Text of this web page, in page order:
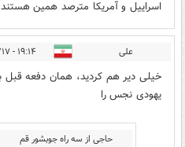
اسراییل و آمریکا مترصد همین هستند
علی ۱۹:۱۴ - ۱۴۰۵/۰۳/۱۷
خیلی دیر هم کردید، همان دفعه قبل
یهودی نجس را
حاجی از سه راه جوبشور قم